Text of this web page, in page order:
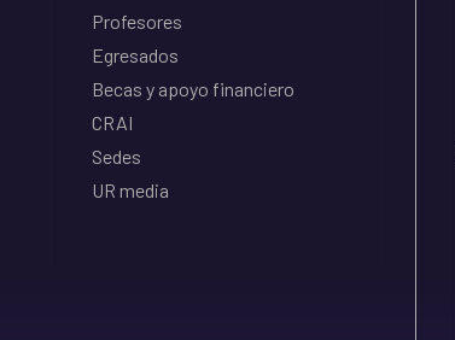
Profesores
Egresados
Becas y apoyo financiero
CRAI
Sedes
UR media